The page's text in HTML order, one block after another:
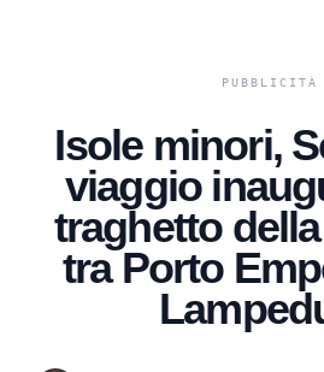
Isole minori,
viaggio
traghetto
tra Porto